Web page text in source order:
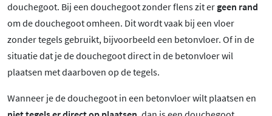
douchegoot. Bij een douchegoot zonder flens zit er geen rand
om de douchegoot omheen. Dit wordt vaak bij een vloer
zonder tegels gebruikt, bijvoorbeeld een betonvloer. Of in de
situatie dat je de douchegoot direct in de betonvloer wil
plaatsen met daarboven op de tegels.
Wanneer je de douchegoot in een betonvloer wilt plaatsen en